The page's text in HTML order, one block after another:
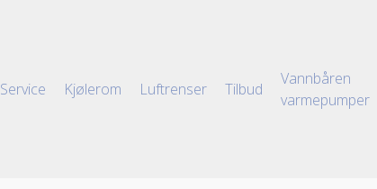
Service Kjølerom Luftrenser Tilbud
Vannbåren
varmepumper